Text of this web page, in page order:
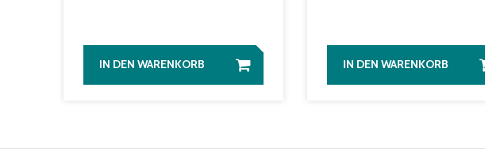
IN DEN WARENKORB IN DEN WARENKORB